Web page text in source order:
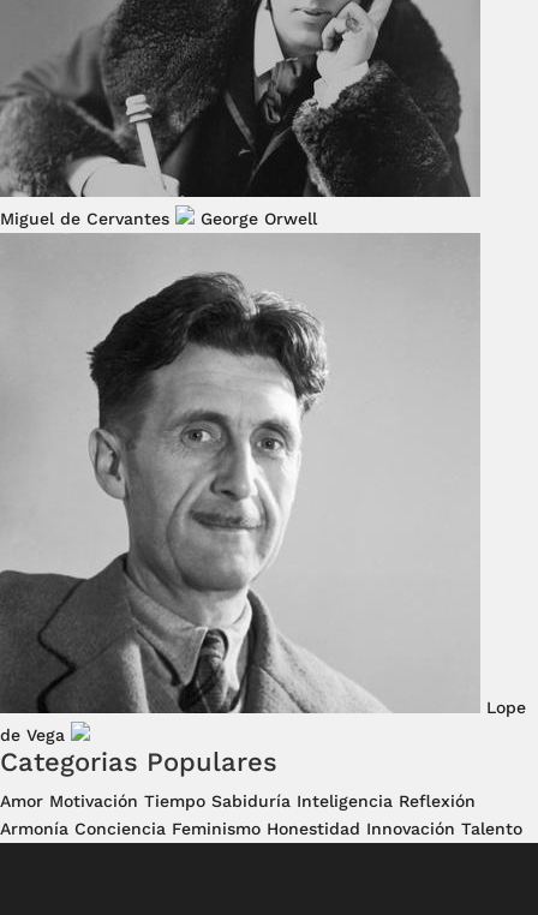
Miguel de Cervantes George Orwell
Lope
de Vega
Categorias Populares
Amor Motivación Tiempo Sabiduría Inteligencia Reflexión
Armonía Conciencia Feminismo Honestidad Innovación Talento